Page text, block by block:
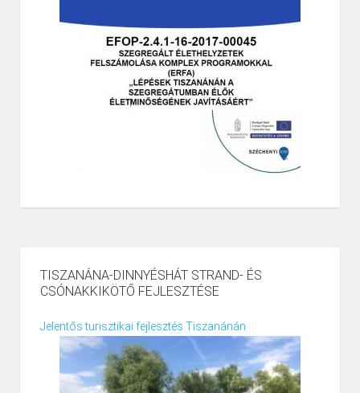
TISZANÁNA-DINNYÉSHÁT STRAND- ÉS
CSÓNAKKIKÖTŐ FEJLESZTÉSE
Jelentős turisztikai fejlesztés Tiszanánán